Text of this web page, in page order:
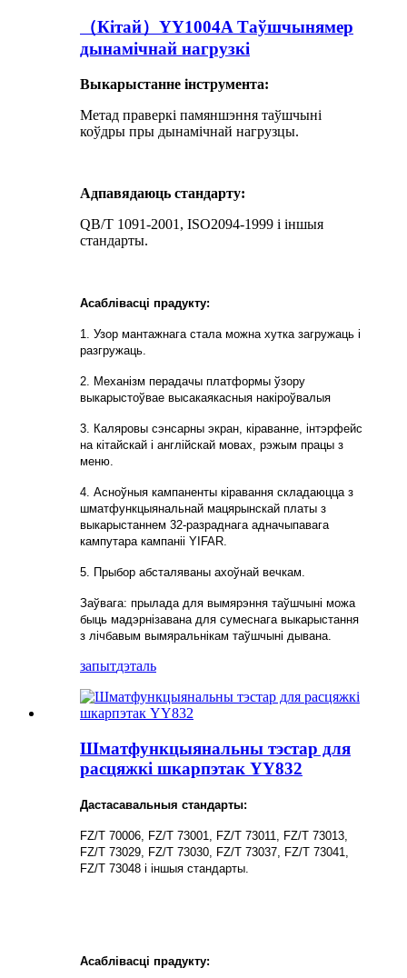
（Кітай）YY1004A Таўшчынямер
дынамічнай нагрузкі
Выкарыстанне інструмента:
Метад праверкі памяншэння таўшчыні
коўдры пры дынамічнай нагрузцы.
Адпавядаюць стандарту:
QB/T 1091-2001, ISO2094-1999 і іншыя
стандарты.
Асаблівасці прадукту:
1. Узор мантажнага стала можна хутка загружаць і
разгружаць.
2. Механізм перадачы платформы ўзору
выкарыстоўвае высакаякасныя накіроўвалыя
3. Каляровы сэнсарны экран, кіраванне, інтэрфейс
на кітайскай і англійскай мовах, рэжым працы з
меню.
4. Асноўныя кампаненты кіравання складаюцца з
шматфункцыянальнай мацярынскай платы з
выкарыстаннем 32-разраднага адначыпавага
кампутара кампаніі YIFAR.
5. Прыбор абсталяваны ахоўнай вечкам.
Заўвага: прылада для вымярэння таўшчыні можа
быць мадэрнізавана для сумеснага выкарыстання
з лічбавым вымяральнікам таўшчыні дывана.
запытдэталь
Шматфункцыянальны тэстар для
расцяжкі шкарпэтак YY832
Дастасавальныя стандарты:
FZ/T 70006, FZ/T 73001, FZ/T 73011, FZ/T 73013,
FZ/T 73029, FZ/T 73030, FZ/T 73037, FZ/T 73041,
FZ/T 73048 і іншыя стандарты.
Асаблівасці прадукту: